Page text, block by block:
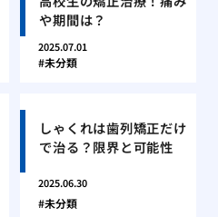
や期間は？
2025.07.01
未分類
しゃくれは歯列矯正だけ
で治る？限界と可能性
2025.06.30
未分類